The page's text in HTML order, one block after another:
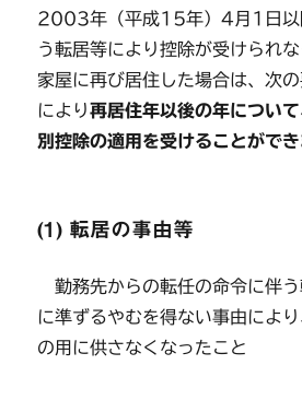
2003年（平成15年）4月1日以
う転居等により控除が受けられ
家屋に再び居住した場合は、次
により再居住年以後の年につい
別控除の適用を受けることができ
(1) 転居の事由等
勤務先からの転任の命令に伴
に準ずるやむを得ない事由によ
の用に供さなくなったこと